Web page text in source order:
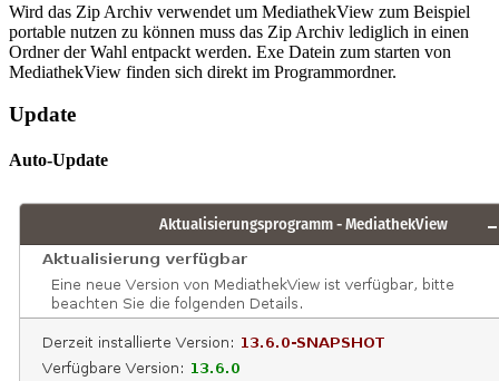
Wird das Zip Archiv verwendet um MediathekView zum Beispiel
portable nutzen zu können muss das Zip Archiv lediglich in einen
Ordner der Wahl entpackt werden. Exe Datein zum starten von
MediathekView finden sich direkt im Programmordner.
Update
Auto-Update